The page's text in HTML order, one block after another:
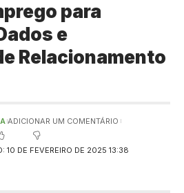
para
e
Relacionamento
10 DE FEVEREIRO DE 2025 13:38
ADICIONAR UM COMENTÁRIO